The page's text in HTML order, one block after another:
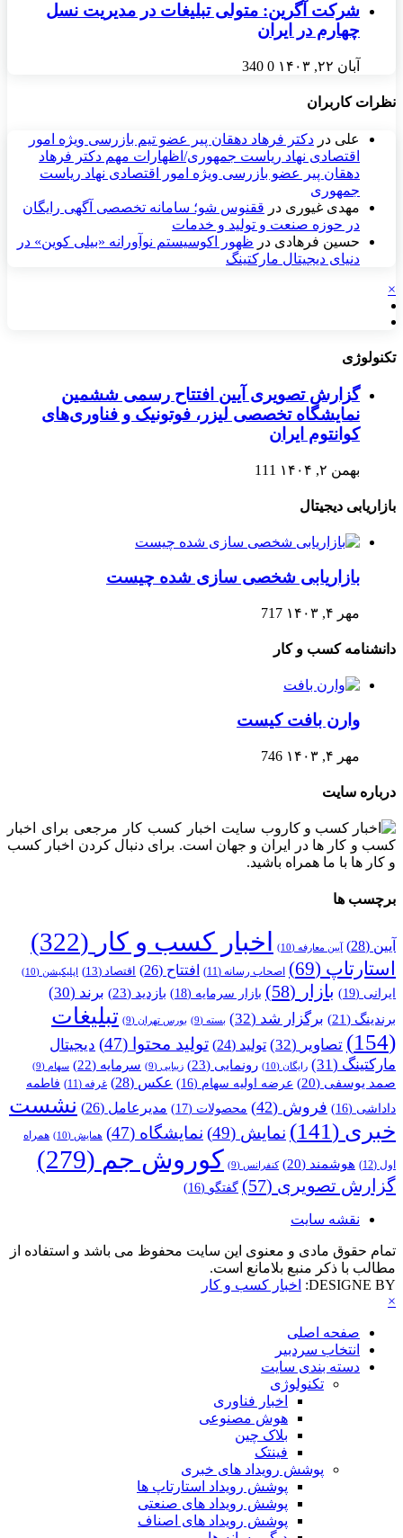
شرکت آگرین: متولی تبلیغات در مدیریت نسل
چهارم در ایران
آبان ۲۲, ۱۴۰۳ 0
340
نظرات کاربران
علی در دکتر فرهاد دهقان پیر عضو تيم بازرسی ويژه امور
اقتصادی نهاد رياست جمهوری/اظهارات مهم دکتر فرهاد
دهقان پیر عضو بازرسی ویژه امور اقتصادی نهاد ریاست
جمهوری
مهدی غیوری در ققنوس شو؛ سامانه تخصصی آگهی رایگان
در حوزه صنعت و تولید و خدمات
حسین فرهادی در ظهور اکوسیستم نوآورانه «بیلی کوین» در
دنیای دیجیتال مارکتینگ
×
تکنولوژی
گزارش تصویری آیین افتتاح رسمی ششمین
نمایشگاه تخصصی لیزر، فوتونیک و فناوری‌های
کوانتوم ایران
بهمن ۲, ۱۴۰۴ 111
بازاریابی دیجیتال
بازاریابی شخصی سازی شده چیست
مهر ۴, ۱۴۰۳ 717
دانشنامه کسب و کار
وارن بافت کیست
مهر ۴, ۱۴۰۳ 746
درباره سایت
وب سایت اخبار کسب کار مرجعی برای اخبار
کسب و کار ها در ایران و جهان است. برای دنبال کردن اخبار کسب
و کار ها با ما همراه باشید.
برچسب ها
آیین (28) آیین معارفه (10) اخبار کسب و کار (322)
استارتاپ (69) اصحاب رسانه (11) افتتاح (26) اقتصاد (13) اپلیکیشن (10)
ایرانی (19) بازار (58) بازار سرمایه (18) بازدید (23) برند (30)
برندینگ (21) برگزار شد (32) بسته (9) بورس تهران (9)
تبلیغات
(154)
تصاویر (32) تولید (24) تولید محتوا (47)
دیجیتال
مارکتینگ (31) رایگان (10) رونمایی (23) زیبایی (9) سرمایه (22) سهام (9)
صمد یوسفی (20) عرضه اولیه سهام (16) عکس (28) غرفه (11)
فاطمه
داداشی (16) فروش (42) محصولات (17) مدیرعامل (26)
نشست
خبری (141) نمایش (49) نمایشگاه (47) همایش (10) همراه
اول (12) هوشمند (20) کنفرانس (9) کوروش جم (279)
گزارش تصویری (57) گفتگو (16)
نقشه سایت
تمام حقوق مادی و معنوی این سایت محفوظ می باشد و استفاده از
مطالب با ذکر منبع بلامانع است.
DESIGNE BY:
اخبار کسب و کار
×
صفحه اصلی
انتخاب سردبیر
دسته بندی سایت
تکنولوژی
اخبار فناوری
هوش مصنوعی
بلاک چین
فینتک
پوشش رویداد های خبری
پوشش رویداد استارتاپ ها
پوشش رویداد های صنعتی
پوشش رویداد های اصناف